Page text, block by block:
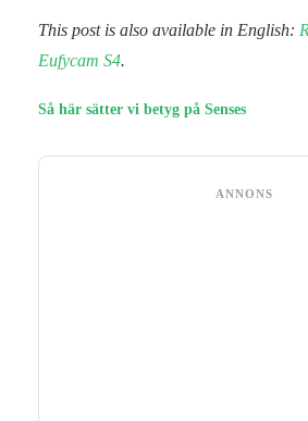
This post is also available in English:
Eufycam S4.
Så här sätter vi betyg på Senses
ANNONS